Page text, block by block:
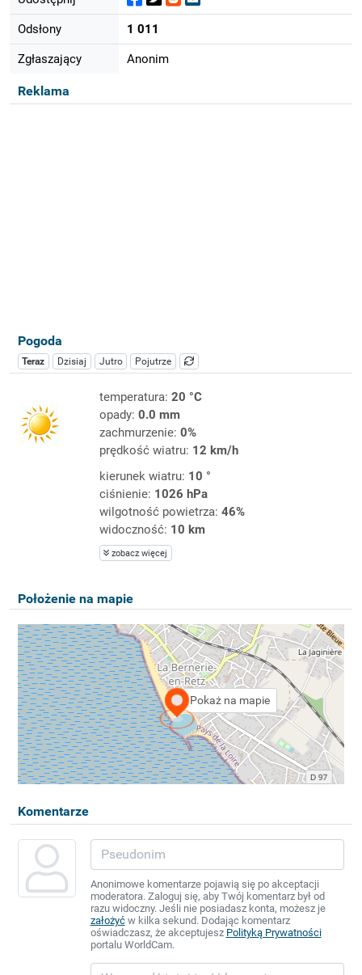
Odsłony 1 011
Zgłaszający Anonim
Reklama
Pogoda
Teraz Dzisiaj Jutro Pojutrze
temperatura: 20 °C
opady: 0.0 mm
zachmurzenie: 0%
prędkość wiatru: 12 km/h
kierunek wiatru: 10 °
ciśnienie: 1026 hPa
wilgotność powietrza: 46%
widoczność: 10 km
zobacz więcej
Położenie na mapie
Pokaż na mapie
Komentarze
Anonimowe komentarze pojawią się po akceptacji
moderatora. Zaloguj się, aby Twój komentarz był od
razu widoczny. Jeśli nie posiadasz konta, możesz je
założyćw kilka sekund. Dodając komentarz
oświadczasz, że akceptujesz Polityką Prywatności
portalu WorldCam.